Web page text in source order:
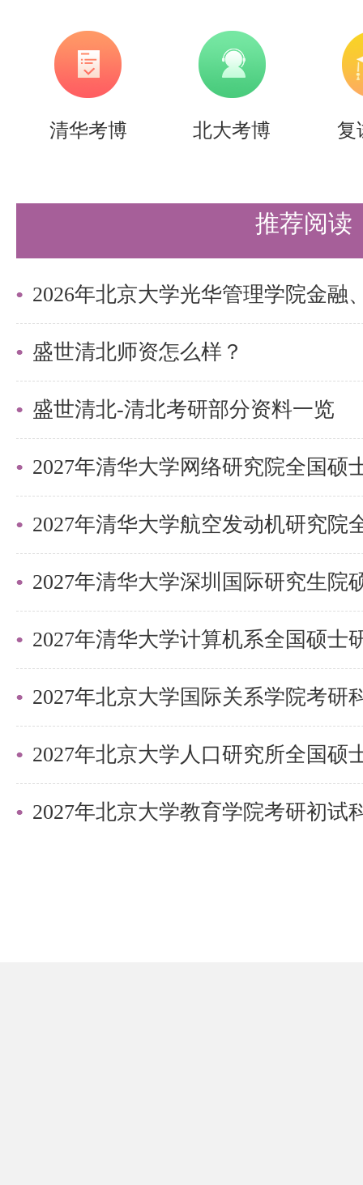
静电场的能量与力：理解静电场
方法。
时谐电磁波的复数形式：理解时
法。
廷矢量的物理意义。
平面波的特征与传播：了解平面
播中的应用。
电磁波在介质界面的反射与折射
反射与折射的规律。
电磁波的辐射：了解电偶极辐射
的基本形式。
历年真题
清华考博 北大考博 复
推荐阅读
盛世清北师资怎么样？
盛世清北-清北考研部分资料一览
2027年清华大学深圳国际研究生院
2027年北京大学国际关系学院考研
2027年北京大学教育学院考研初试